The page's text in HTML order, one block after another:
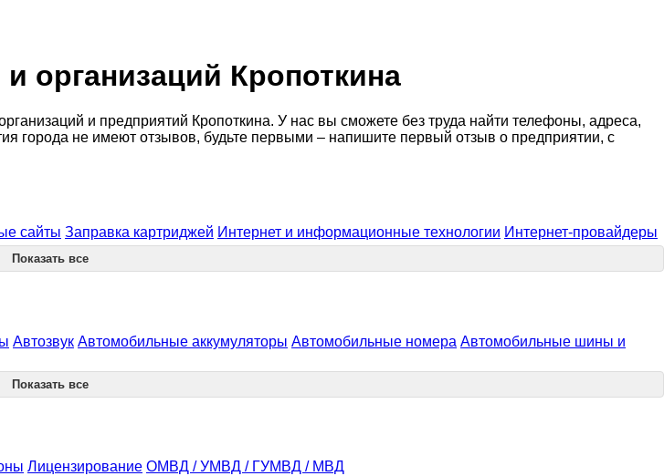
организаций Кропоткина
и предприятий Кропоткина. У нас вы сможете без труда найти телефоны, адреса,
города не имеют отзывов, будьте первыми – напишите первый отзыв о предприятии, с
сайты Заправка картриджей Интернет и информационные технологии Интернет-провайдеры
Показать все
Автозвук Автомобильные аккумуляторы Автомобильные номера Автомобильные шины и
Показать все
Лицензирование ОМВД / УМВД / ГУМВД / МВД